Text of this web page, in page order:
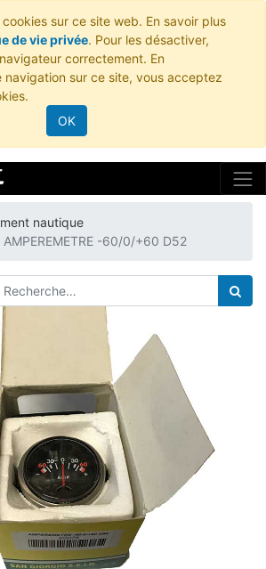
sur ce site web. En savoir plus
de vie privée. Pour les désactiver,
correctement. En
navigation sur ce site, vous acceptez
OK
nautique
AMPEREMETRE -60/0/+60 D52